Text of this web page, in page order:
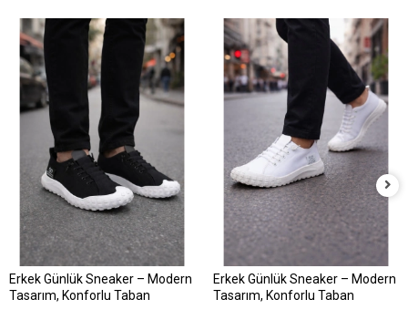
Erkek Günlük Sneaker – Modern
Tasarım, Konforlu Taban
Erkek Günlük Sneaker – Modern
Tasarım, Konforlu Taban